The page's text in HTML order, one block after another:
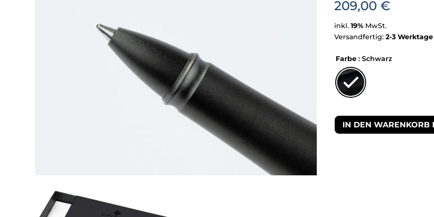
209,00 €
inkl. 19% MwSt.
Versandfertig: 2-3 Werktage
Farbe : Schwarz
IN DEN WARENKORB